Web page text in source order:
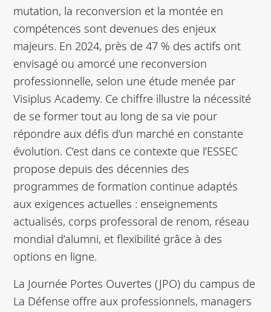
mutation, la reconversion et la montée en
compétences sont devenues des enjeux
majeurs. En 2024, près de 47 % des actifs ont
envisagé ou amorcé une reconversion
professionnelle, selon une étude menée par
Visiplus Academy. Ce chiffre illustre la nécessité
de se former tout au long de sa vie pour
répondre aux défis d’un marché en constante
évolution. C’est dans ce contexte que l’ESSEC
propose depuis des décennies des
programmes de formation continue adaptés
aux exigences actuelles : enseignements
actualisés, corps professoral de renom, réseau
mondial d’alumni, et flexibilité grâce à des
options en ligne.
La Journée Portes Ouvertes (JPO) du campus de
La Défense offre aux professionnels, managers